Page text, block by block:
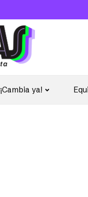
¡Cambia ya!